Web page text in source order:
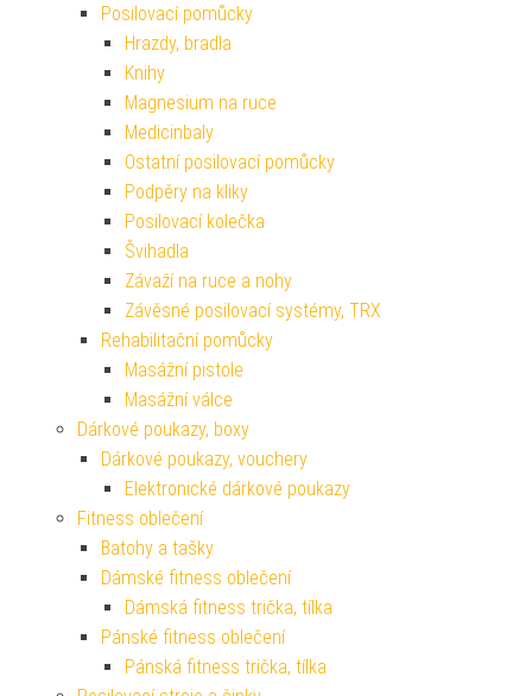
Posilovací pomůcky
Hrazdy, bradla
Knihy
Magnesium na ruce
Medicinbaly
Ostatní posilovací pomůcky
Podpěry na kliky
Posilovací kolečka
Švihadla
Závaží na ruce a nohy
Závěsné posilovací systémy, TRX
Rehabilitační pomůcky
Masážní pistole
Masážní válce
Dárkové poukazy, boxy
Dárkové poukazy, vouchery
Elektronické dárkové poukazy
Fitness oblečení
Batohy a tašky
Dámské fitness oblečení
Dámská fitness trička, tílka
Pánské fitness oblečení
Pánská fitness trička, tílka